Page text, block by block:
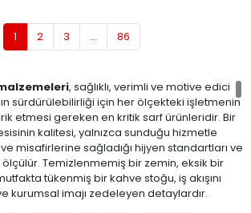
1 2 3 ... 86
, sağlıklı, verimli ve motive edici
sürdürülebilirliği için her ölçekteki işletmenin
etmesi gereken en kritik sarf ürünleridir. Bir
kalitesi, yalnızca sunduğu hizmetle
misafirlerine sağladığı hijyen standartları ve
Temizlenmemiş bir zemin, eksik bir
tükenmiş bir kahve stoğu, iş akışını
kurumsal imajı zedeleyen detaylardır.